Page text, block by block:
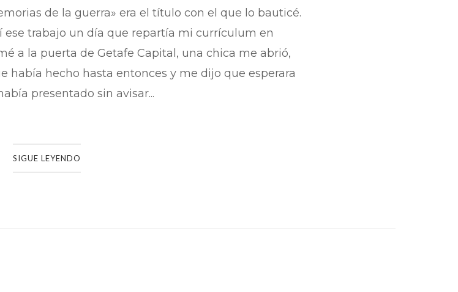
de la guerra» era el título con el que lo bauticé.
trabajo un día que repartía mi currículum en
a la puerta de Getafe Capital, una chica me abrió,
había hecho hasta entonces y me dijo que esperara
presentado sin avisar...
SIGUE LEYENDO